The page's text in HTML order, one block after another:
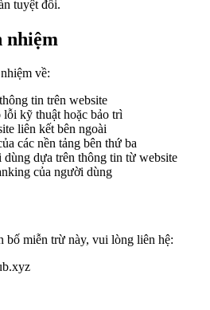
tuyệt đối.
về:
tin trên website
kỹ thuật hoặc bảo trì
liên kết bên ngoài
các nền tảng bên thứ ba
dựa trên thông tin từ website
của người dùng
bố miễn trừ này, vui lòng liên hệ: